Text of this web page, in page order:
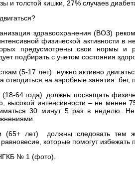
и толстой кишки, 27% случаев
здравоохранения (ВОЗ)
физической активности в
предусмотрены свои нормы и
подбирать с учетом состояния
(5-17 лет) нужно активно
отводиться на аэробные занятия: бег,
64 года) должны посвящать
высокой интенсивности – не
30 минут 5 раз в неделю.
(65+ лет) должны следовать тем
которые помогут избежать
№ 1 (фото).